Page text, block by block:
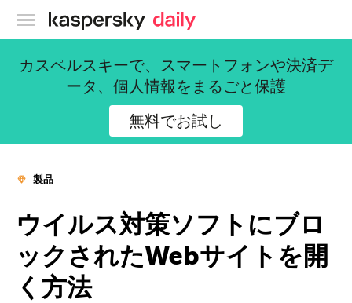
カスペルスキー公式ブログ
カスペルスキーで、スマートフォンや決済デ
ータ、個人情報をまるごと保護
無料でお試し
製品
ウイルス対策ソフトにブロ
ックされたWebサイトを開
く方法